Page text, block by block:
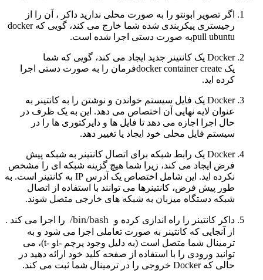
اگر تصویر ابونتو را به صورت محلی ندارید داکر ، آن را از
رجیستری پیکربندی شده شما خارج می کند، گویی که docker
pull ubuntuبه صورت دستی اجرا شده است.
Docker یک کانتینر جدید ایجاد می کند، گویی که شما
یک docker container createفرمان را به صورت دستی اجرا
کرده اید.
Docker یک فایل سیستم خواندن و نوشتن را به کانتینر به
عنوان لایه نهایی آن اختصاص می دهد. این به یک ظرف در
حال اجرا اجازه می دهد تا فایل ها و دایرکتوری ها را در
سیستم فایل محلی خود ایجاد یا تغییر دهد.
Docker یک رابط شبکه برای اتصال کانتینر به شبکه پیش
فرض ایجاد می کند، زیرا شما هیچ گزینه شبکه ای را مشخص
نکرده اید. این شامل اختصاص یک آدرس IP به کانتینر است. به
طور پیش فرض، کانتینرها می توانند با استفاده از اتصال
شبکه دستگاه میزبان به شبکه های خارجی متصل شوند.
داکر کانتینر را راه اندازی کرده و
را اجرا می کند .
از آنجایی که کانتینر به صورت تعاملی اجرا می شود و به
ترمینال شما متصل است (به دلیل وجود پرچم -iو -t)، می
توانید ورودی را با استفاده از صفحه کلید خود ارائه دهید در
حالی که Docker خروجی را در ترمینال شما ثبت می کند.